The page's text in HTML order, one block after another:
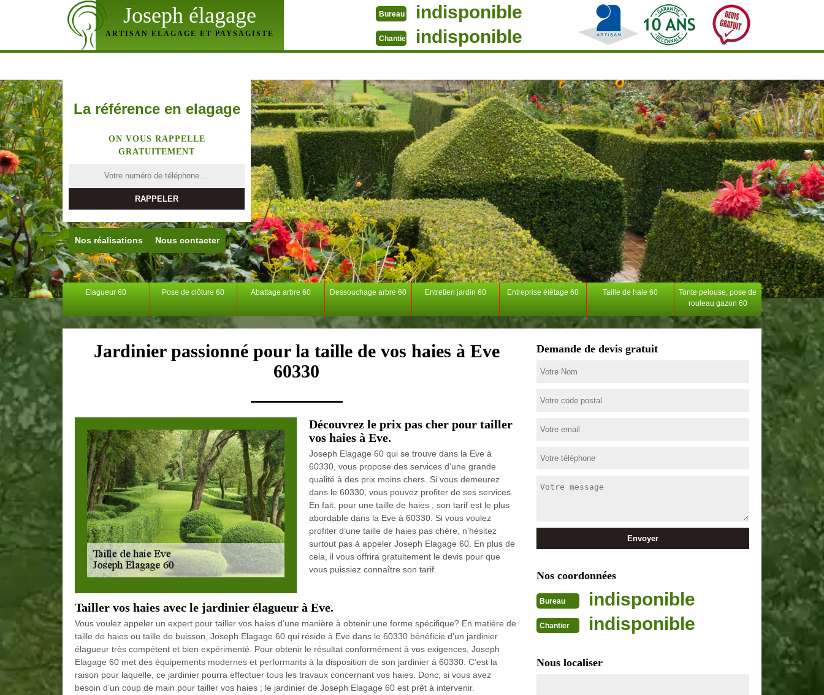
Joseph élagage
ARTISAN ELAGAGE ET PAYSAGISTE
Bureau indisponible
Chantier indisponible
La référence en elagage
ON VOUS RAPPELLE
GRATUITEMENT
Nos réalisations Nous contacter
Elagueur 60 Pose de clôture 60 Abattage arbre 60 Dessouchage arbre 60 Entretien jardin 60 Entreprise étêtage 60 Taille de haie 60
Tonte pelouse, pose de
rouleau gazon 60
Jardinier passionné pour la taille de vos haies à Eve
60330
Découvrez le prix pas cher pour tailler
vos haies à Eve.
Joseph Elagage 60 qui se trouve dans la Eve à
60330, vous propose des services d’une grande
qualité à des prix moins chers. Si vous demeurez
dans le 60330, vous pouvez profiter de ses services.
En fait, pour une taille de haies ; son tarif est le plus
abordable dans la Eve à 60330. Si vous voulez
profiter d’une taille de haies pas chère, n’hésitez
surtout pas à appeler Joseph Elagage 60. En plus de
cela, il vous offrira gratuitement le devis pour que
vous puissiez connaître son tarif.
Tailler vos haies avec le jardinier élagueur à Eve.
Vous voulez appeler un expert pour tailler vos haies d’une manière à obtenir une forme spécifique? En matière de
taille de haies ou taille de buisson, Joseph Elagage 60 qui réside à Eve dans le 60330 bénéficie d’un jardinier
élagueur très compétent et bien expérimenté. Pour obtenir le résultat conformément à vos exigences, Joseph
Elagage 60 met des équipements modernes et performants à la disposition de son jardinier à 60330. C’est la
raison pour laquelle, ce jardinier pourra effectuer tous les travaux concernant vos haies. Donc, si vous avez
besoin d’un coup de main pour tailler vos haies ; le jardinier de Joseph Elagage 60 est prêt à intervenir.
Demande de devis gratuit
Nos coordonnées
Bureau indisponible
Chantier indisponible
Nous localiser